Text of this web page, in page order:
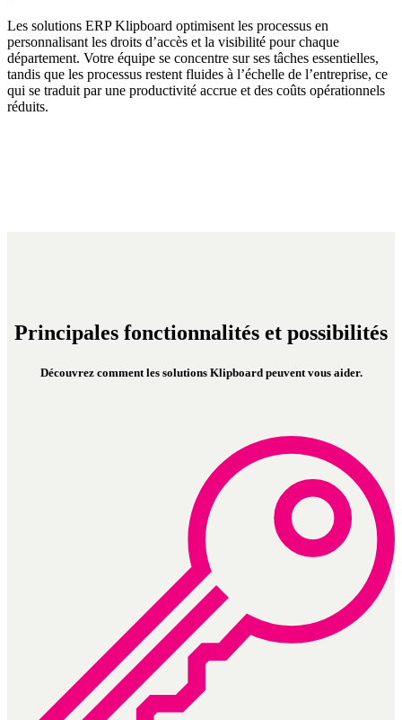
Les solutions ERP Klipboard optimisent les processus en
personnalisant les droits d’accès et la visibilité pour chaque
département. Votre équipe se concentre sur ses tâches essentielles,
tandis que les processus restent fluides à l’échelle de l’entreprise, ce
qui se traduit par une productivité accrue et des coûts opérationnels
réduits.
Principales fonctionnalités et possibilités
Découvrez comment les solutions Klipboard peuvent vous aider.